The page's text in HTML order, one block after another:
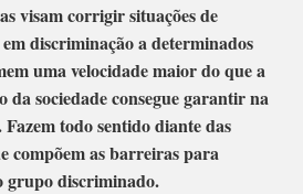
visam corrigir situações de
discriminação a determinados
uma velocidade maior do que a
da sociedade consegue garantir na
todo sentido diante das
compõem as barreiras para
grupo discriminado.